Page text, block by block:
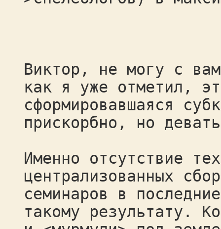
Виктор, не могу с
как я уже отметил,
сформировавшаяся
прискорбно, но
Именно отсутствие
централизованных
семинаров в
такому результату.